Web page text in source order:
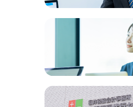
法人化サポート
創業融資サポート
詳しく見る